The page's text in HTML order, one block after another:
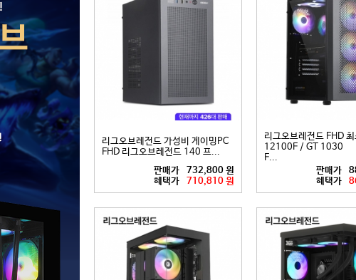
리그오브레전드 가성비 게이밍PC
FHD 리그오브레전드 140 프...
판매가
732,800 원
혜택가
710,810 원
리그오브레전드 FHD
12100F / GT 1030
F...
판매가
혜택가